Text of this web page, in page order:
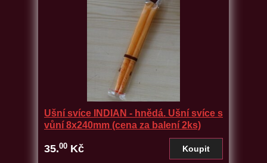
Ušní svíce INDIAN - hnědá. Ušní svíce s
vůní 8x240mm (cena za balení 2ks)
35.00 Kč